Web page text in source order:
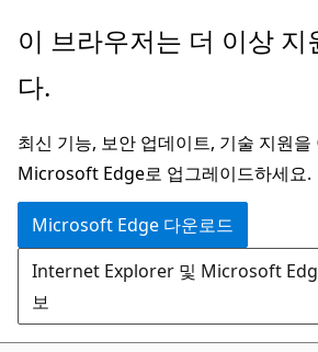
주
콘
츠
로
건
너
뛰
기
페
지
탐
색
으
로
건
너
뛰
이 브라우저는 더 이상 지
다.
최신 기능, 보안 업데이트, 기술 지원을
Microsoft Edge로 업그레이드하세요.
Microsoft Edge 다운로드
Internet Explorer 및 Microsoft
보